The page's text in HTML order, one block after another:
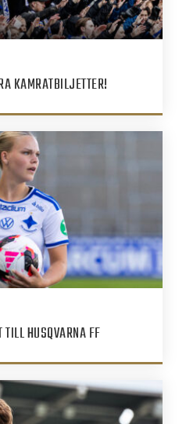
KAMRATBILJETTER!
HUSQVARNA FF